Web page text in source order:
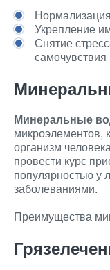
Укрепление
Снятие
самочувствия
Минеральные
микроэлементов,
организм
провести курс
популярностью у
заболеваниями.
Преимущества